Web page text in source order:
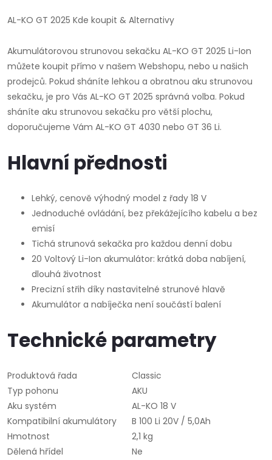
AL-KO GT 2025 Kde koupit & Alternativy
Akumulátorovou strunovou sekačku AL-KO GT 2025 Li-Ion
můžete koupit přímo v našem Webshopu, nebo u našich
prodejců. Pokud sháníte lehkou a obratnou aku strunovou
sekačku, je pro Vás AL-KO GT 2025 správná volba. Pokud
sháníte aku strunovou sekačku pro větší plochu,
doporučujeme Vám AL-KO GT 4030 nebo GT 36 Li.
Hlavní přednosti
Lehký, cenově výhodný model z řady 18 V
Jednoduché ovládání, bez překážejícího kabelu a bez
emisí
Tichá strunová sekačka pro každou denní dobu
20 Voltový Li-Ion akumulátor: krátká doba nabíjení,
dlouhá životnost
Precizní střih díky nastavitelné strunové hlavě
Akumulátor a nabíječka není součástí balení
Technické parametry
Produktová řada
Classic
Typ pohonu
AKU
Aku systém
AL-KO 18 V
Kompatibilní akumulátory
B 100 Li 20V / 5,0Ah
Hmotnost
2,1 kg
Dělená hřídel
Ne